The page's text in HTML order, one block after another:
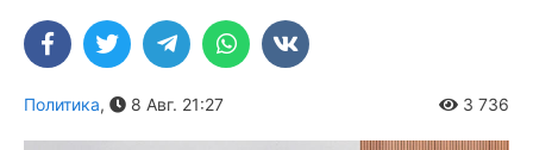
Политика, 8 Авг. 21:27 3 736